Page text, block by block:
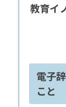
教育イ
電子
こと